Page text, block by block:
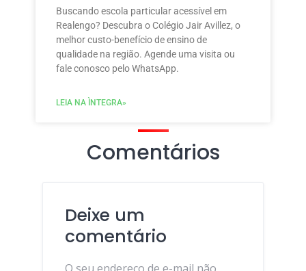
Buscando escola particular acessível em
Realengo? Descubra o Colégio Jair Avillez, o
melhor custo-benefício de ensino de
qualidade na região. Agende uma visita ou
fale conosco pelo WhatsApp.
LEIA NA ÌNTEGRA»
Comentários
Deixe um
comentário